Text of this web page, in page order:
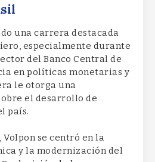
una carrera destacada
especialmente durante
del Banco Central de
en políticas monetarias y
le otorga una
el desarrollo de
país.
se centró en la
y la modernización del